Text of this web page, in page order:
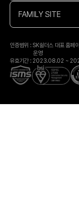
FAMILY SITE
인증범위 : SK쉴더스 대표 홈페
운영
유효기간 : 2023.08.02 ~